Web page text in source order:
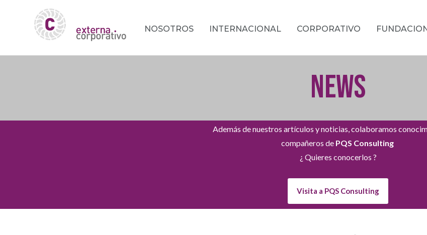
NOSOTROS INTERNACIONAL CORPORATIVO
NEWS
Además de nuestros artículos y noticias, colaboramos
compañeros de PQS Consulting
¿ Quieres conocerlos ?
Visita a PQS Consulting